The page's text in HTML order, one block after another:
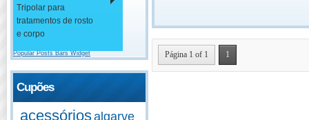
Tripolar para
tratamentos de rosto
e corpo
Popular Posts Bars Widget
Cupões
acessóriosalgarve
Página 1 of 1 1